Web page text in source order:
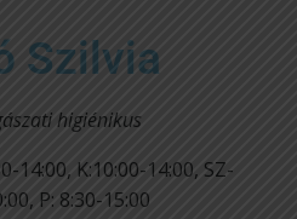
Szilvia
higiénikus
14:00, K:10:00-14:00, SZ-
P: 8:30-15:00